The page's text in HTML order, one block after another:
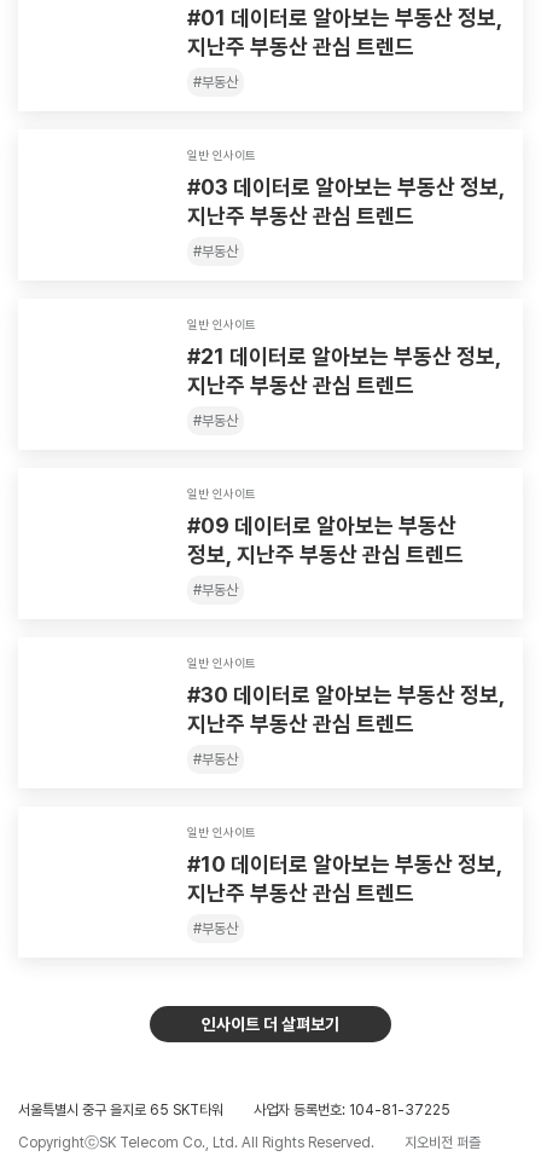
#01 데이터로 알아보는 부동산 정보,
지난주 부동산 관심 트렌드
#부동산
일반 인사이트
#03 데이터로 알아보는 부동산 정보,
지난주 부동산 관심 트렌드
#부동산
일반 인사이트
#21 데이터로 알아보는 부동산 정보,
지난주 부동산 관심 트렌드
#부동산
일반 인사이트
#09 데이터로 알아보는 부동산
정보, 지난주 부동산 관심 트렌드
#부동산
일반 인사이트
#30 데이터로 알아보는 부동산 정보,
지난주 부동산 관심 트렌드
#부동산
일반 인사이트
#10 데이터로 알아보는 부동산 정보,
지난주 부동산 관심 트렌드
#부동산
인사이트 더 살펴보기
서울특별시 중구 을지로 65 SKT타워
사업자 등록번호: 104-81-37225
CopyrightⓒSK Telecom Co., Ltd. All Rights Reserved.
지오비전 퍼즐